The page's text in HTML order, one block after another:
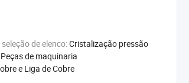
de elenco:Cristalização pressão
Peças de maquinaria
e Liga de Cobre